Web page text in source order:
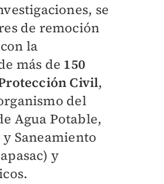
se
de remoción
la
más de 150
Civil,
del
Agua Potable,
Saneamiento
y